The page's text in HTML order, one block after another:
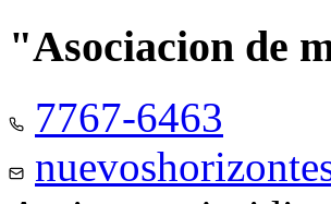
"Asociacion de
7767-6463